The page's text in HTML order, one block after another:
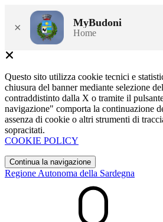
× MyBudoni
Home
Questo sito utilizza cookie tecnici e
chiusura del banner mediante selezione
contraddistinto dalla X o tramite il
navigazione" comporta la continuazione
assenza di cookie o altri strumenti di
sopracitati.
COOKIE POLICY
Continua la navigazione
Regione Autonoma della Sardegna